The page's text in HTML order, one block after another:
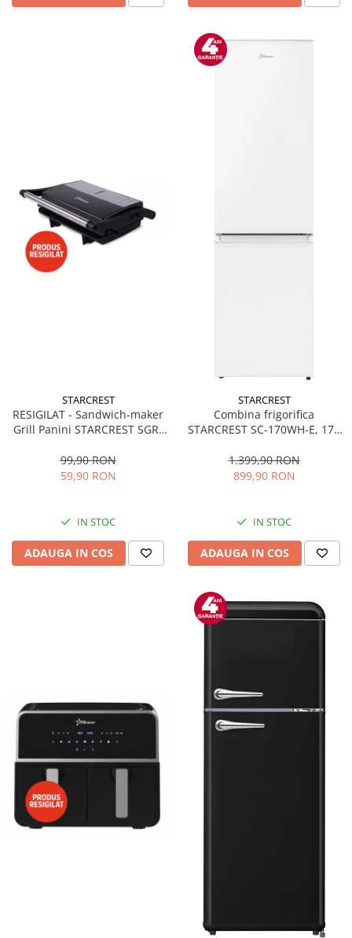
STARCREST
RESIGILAT - Sandwich-maker
Grill Panini STARCREST SGR-
nonaderente, Deschidere
180°, Suprafata de gatire 23 x
99,90 RON
59,90 RON
IN STOC
ADAUGA IN COS
STARCREST
Combina frigorifica
STARCREST SC-170WH-E, 170
Termostat reglabil, Iluminare
LED, Picioare ajustabile, Usi
1.399,90 RON
899,90 RON
IN STOC
ADAUGA IN COS